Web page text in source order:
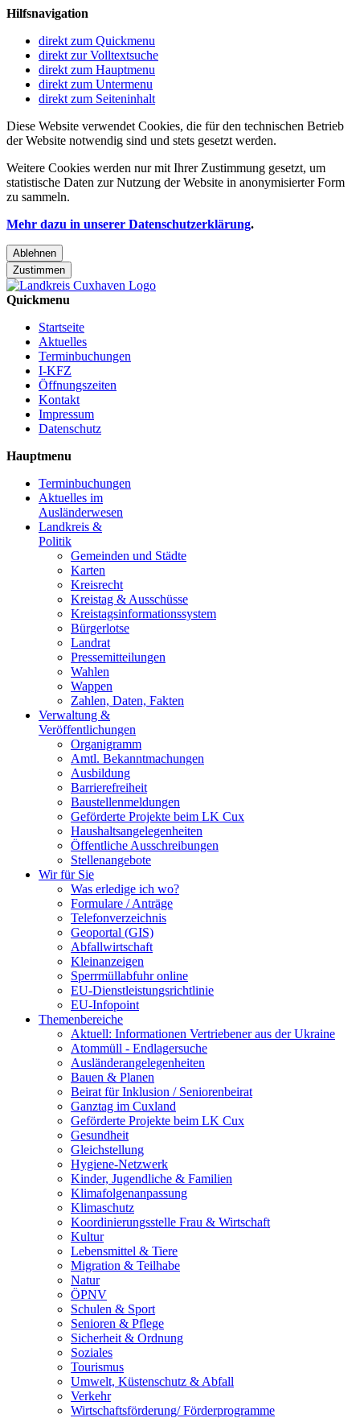
Hilfsnavigation
direkt zum Quickmenu
direkt zur Volltextsuche
direkt zum Hauptmenu
direkt zum Untermenu
direkt zum Seiteninhalt
Diese Website verwendet Cookies, die für den technischen Betrieb
der Website notwendig sind und stets gesetzt werden.
Weitere Cookies werden nur mit Ihrer Zustimmung gesetzt, um
statistische Daten zur Nutzung der Website in anonymisierter Form
zu sammeln.
Mehr dazu in unserer Datenschutzerklärung.
Ablehnen
Zustimmen
Quickmenu
Startseite
Aktuelles
Terminbuchungen
I-KFZ
Öffnungszeiten
Kontakt
Impressum
Datenschutz
Hauptmenu
Terminbuchungen
Aktuelles im
Ausländerwesen
Landkreis &
Politik
Gemeinden und Städte
Karten
Kreisrecht
Kreistag & Ausschüsse
Kreistagsinformationssystem
Bürgerlotse
Landrat
Pressemitteilungen
Wahlen
Wappen
Zahlen, Daten, Fakten
Verwaltung &
Veröffentlichungen
Organigramm
Amtl. Bekanntmachungen
Ausbildung
Barrierefreiheit
Baustellenmeldungen
Geförderte Projekte beim LK Cux
Haushaltsangelegenheiten
Öffentliche Ausschreibungen
Stellenangebote
Wir für Sie
Was erledige ich wo?
Formulare / Anträge
Telefonverzeichnis
Geoportal (GIS)
Abfallwirtschaft
Kleinanzeigen
Sperrmüllabfuhr online
EU-Dienstleistungsrichtlinie
EU-Infopoint
Themenbereiche
Aktuell: Informationen Vertriebener aus der Ukraine
Atommüll - Endlagersuche
Ausländerangelegenheiten
Bauen & Planen
Beirat für Inklusion / Seniorenbeirat
Ganztag im Cuxland
Geförderte Projekte beim LK Cux
Gesundheit
Gleichstellung
Hygiene-Netzwerk
Kinder, Jugendliche & Familien
Klimafolgenanpassung
Klimaschutz
Koordinierungsstelle Frau & Wirtschaft
Kultur
Lebensmittel & Tiere
Migration & Teilhabe
Natur
ÖPNV
Schulen & Sport
Senioren & Pflege
Sicherheit & Ordnung
Soziales
Tourismus
Umwelt, Küstenschutz & Abfall
Verkehr
Wirtschaftsförderung/ Förderprogramme